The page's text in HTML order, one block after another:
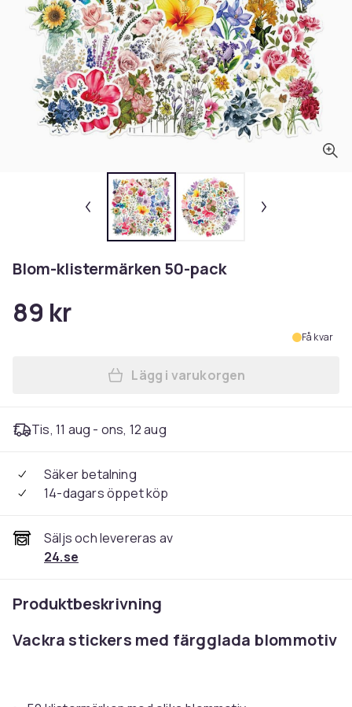
Blom-klistermärken 50-pack
89 kr
Få kvar
Lägg till Blom-
Lägg i varukorgen
Tis, 11 aug - ons, 12 aug
Säker betalning
14-dagars öppet köp
Säljs och levereras av
24.se
Produktbeskrivning
Vackra stickers med färgglada blommotiv